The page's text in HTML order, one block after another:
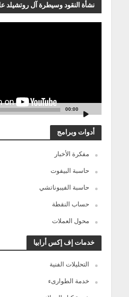
نشأة النقود وسيطرة آل روتشيلد
00:00
أدوات وبرامج
مفكرة الأخبار
حاسبة البيفوت
حاسبة الفيبوناتشي
حساب النقطة
محول العملات
خدمات إف إكس أرابيا
التحليلات الفنية
خدمة الطوارىء